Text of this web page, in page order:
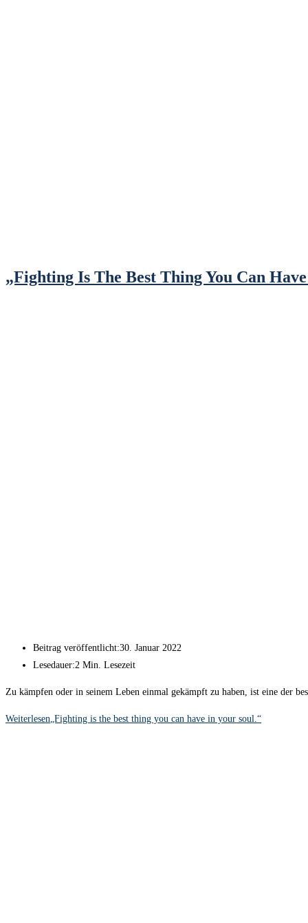
„Fighting Is The Best Thing You Can
Beitrag veröffentlicht:30. Januar 2022
Lesedauer:2 Min. Lesezeit
Zu kämpfen oder in seinem Leben einmal gekämpft zu haben, ist eine der
Weiterlesen„Fighting is the best thing you can have in your soul.“